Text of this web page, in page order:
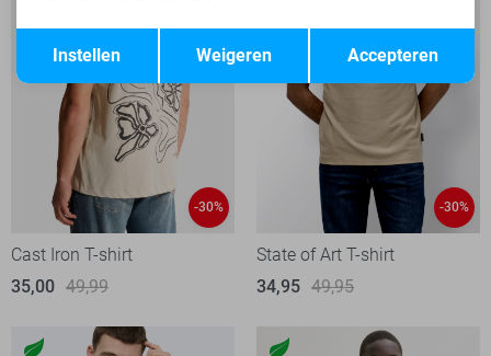
-30%
Cast Iron T-shirt
35,00 49,99
-30%
State of Art T-shirt
34,95 49,95
Terug Opslaan
Accepteren
Weigeren
Instellen